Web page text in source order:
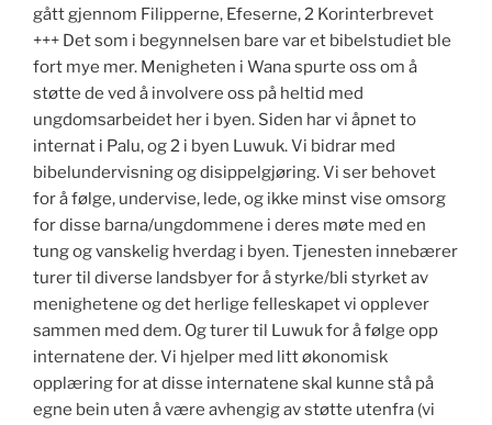
gått gjennom Filipperne, Efeserne, 2 Korinterbrevet
+++ Det som i begynnelsen bare var et bibelstudiet ble
fort mye mer. Menigheten i Wana spurte oss om å
støtte de ved å involvere oss på heltid med
ungdomsarbeidet her i byen. Siden har vi åpnet to
internat i Palu, og 2 i byen Luwuk. Vi bidrar med
bibelundervisning og disippelgjøring. Vi ser behovet
for å følge, undervise, lede, og ikke minst vise omsorg
for disse barna/ungdommene i deres møte med en
tung og vanskelig hverdag i byen. Tjenesten innebærer
turer til diverse landsbyer for å styrke/bli styrket av
menighetene og det herlige felleskapet vi opplever
sammen med dem. Og turer til Luwuk for å følge opp
internatene der. Vi hjelper med litt økonomisk
opplæring for at disse internatene skal kunne stå på
egne bein uten å være avhengig av støtte utenfra (vi